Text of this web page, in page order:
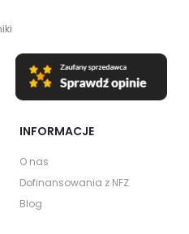
INFORMACJE
O nas
Dofinansowania z NFZ
Blog